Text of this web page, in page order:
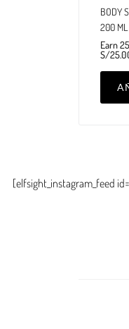
BODY
200 ML
Earn
S/
[elfsight_instagram_feed